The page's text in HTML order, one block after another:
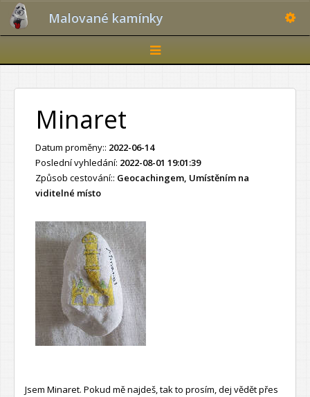
Malované kamínky
Toggle
navigation
Minaret
Datum proměny:: 2022-06-14
Poslední vyhledání: 2022-08-01 19:01:39
Způsob cestování:: Geocachingem, Umístěním na
viditelné místo
Jsem Minaret. Pokud mě najdeš, tak to prosím, dej vědět přes